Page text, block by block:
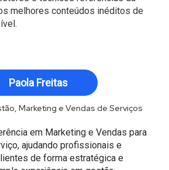
melhores conteúdos inéditos de
Paola Freitas
Marketing e Vendas de Serviços
em Marketing e Vendas para
ajudando profissionais e
de forma estratégica e